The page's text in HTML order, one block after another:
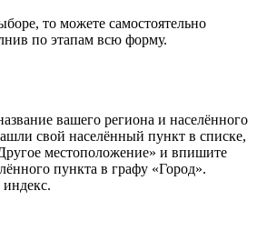
то можете самостоятельно
по этапам всю форму.
вашего региона и населённого
свой населённый пункт в списке,
местоположение» и впишите
пункта в графу «Город».